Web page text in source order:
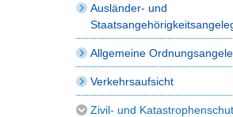
Ausländer- und
Allgemeine
Verkehrsaufsicht
Zivil- und